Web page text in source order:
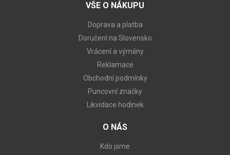
VŠE O NÁKUPU
Doprava a platba
Doručení na Slovensko
Vrácení a výměny
Reklamace
Obchodní podmínky
Puncovní značky
Likvidace hodinek
O NÁS
Kdo jsme